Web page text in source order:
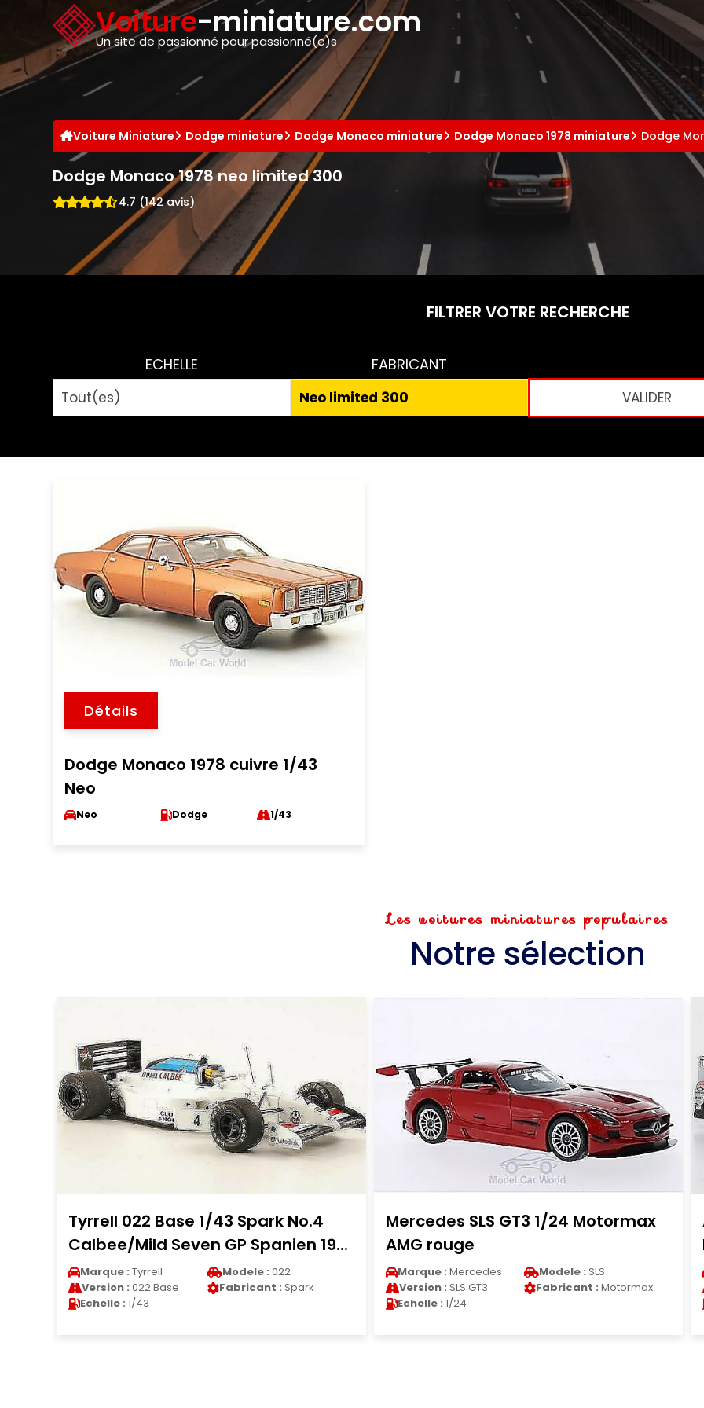
Voiture-miniature.com
Un site de passionné pour passionné(e)s
Voiture Miniature Dodge miniature Dodge Monaco miniature Dodge Monaco 1978 miniature Dodge
Dodge Monaco 1978 neo limited 300
4.7 (142 avis)
FILTRER VOTRE RECHERCHE
ECHELLE
FABRICANT
Détails
Dodge Monaco 1978 cuivre 1/43
Neo
Neo Dodge 1/43
Les voitures miniatures populaires
Notre sélection
Tyrrell 022 Base 1/43 Spark No.4
Calbee/Mild Seven GP Spanien 19...
Marque :Tyrrell Modele :022
Version :022 Base Fabricant :Spark
Echelle :1/43
Mercedes SLS GT3 1/24 Motormax
AMG rouge
Marque :Mercedes Modele :SLS
Version :SLS GT3 Fabricant :Motormax
Echelle :1/24
Audi
Echelle
Panneau de gestion des cookies